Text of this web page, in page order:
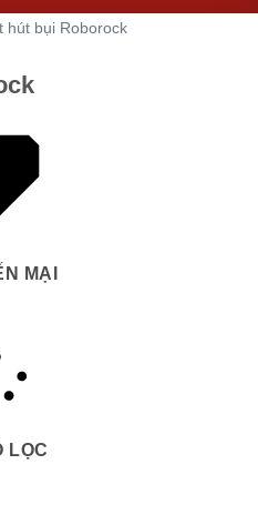
hút bụi Roborock
MẠI
LỌC